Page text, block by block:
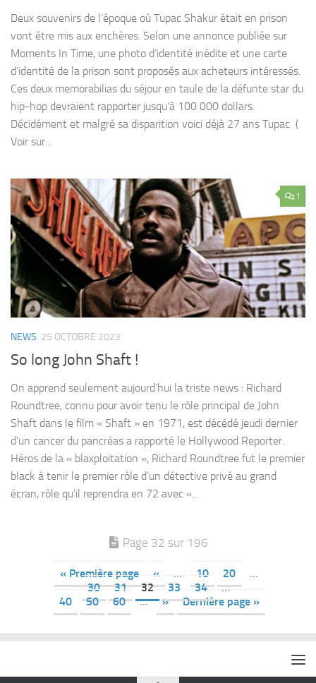
Deux souvenirs de l’époque où Tupac Shakur était en prison
vont être mis aux enchères. Selon une annonce publiée sur
Moments In Time, une photo d’identité inédite et une carte
d’identité de la prison sont proposés aux acheteurs intéressés.
Ces deux memorabilias du séjour en taule de la défunte star du
hip-hop devraient rapporter jusqu’à 100 000 dollars.
Décidément et malgré sa disparition voici déjà 27 ans Tupac (
Voir sur...
1
NEWS 25 OCTOBRE 2023
So long John Shaft !
On apprend seulement aujourd’hui la triste news : Richard
Roundtree, connu pour avoir tenu le rôle principal de John
Shaft dans le film « Shaft » en 1971, est décédé jeudi dernier
d’un cancer du pancréas a rapporté le Hollywood Reporter.
Héros de la « blaxploitation », Richard Roundtree fut le premier
black à tenir le premier rôle d’un détective privé au grand
écran, rôle qu’il reprendra en 72 avec «...
Page 32 sur 196
« Première page « … 10 20
…
30
31 32 33 34
…
40
50 60 … » Dernière page »